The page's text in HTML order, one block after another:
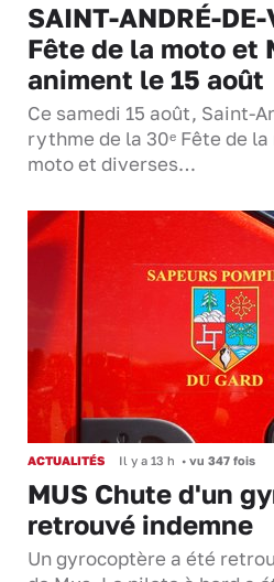
SAINT-ANDRÉ-
Fête de la moto et
animent le 15 août
Ce samedi 15 août, Saint-
rythme de la 30ᵉ Fête de
moto et diverses…
ACTUALITÉS Il y a 13 h • vu 347 fois
MUS Chute d'un
retrouvé indemne
Un gyrocoptère a été